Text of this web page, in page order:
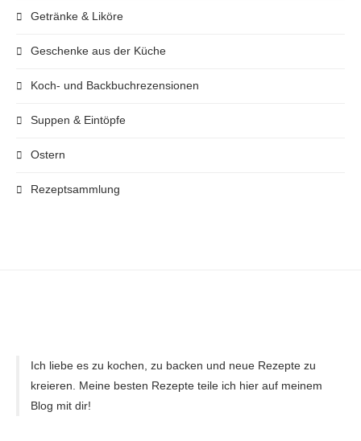
Getränke & Liköre
Geschenke aus der Küche
Koch- und Backbuchrezensionen
Suppen & Eintöpfe
Ostern
Rezeptsammlung
Ich liebe es zu kochen, zu backen und neue Rezepte zu
kreieren. Meine besten Rezepte teile ich hier auf meinem
Blog mit dir!